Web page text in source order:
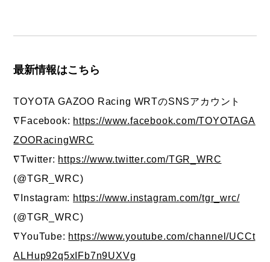
最新情報はこちら
TOYOTA GAZOO Racing WRTのSNSアカウント
∇Facebook: https://www.facebook.com/TOYOTAGA
ZOORacingWRC
∇Twitter: https://www.twitter.com/TGR_WRC
(@TGR_WRC)
∇Instagram: https://www.instagram.com/tgr_wrc/
(@TGR_WRC)
∇YouTube: https://www.youtube.com/channel/UCCt
ALHup92q5xIFb7n9UXVg